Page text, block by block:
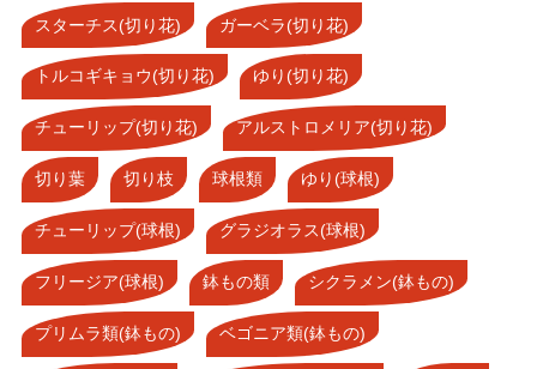
スターチス(切り花) ガーベラ(切り花)
トルコギキョウ(切り花) ゆり(切り花)
チューリップ(切り花) アルストロメリア(切り花)
切り葉 切り枝 球根類 ゆり(球根)
チューリップ(球根) グラジオラス(球根)
フリージア(球根) 鉢もの類 シクラメン(鉢もの)
プリムラ類(鉢もの) ベゴニア類(鉢もの)